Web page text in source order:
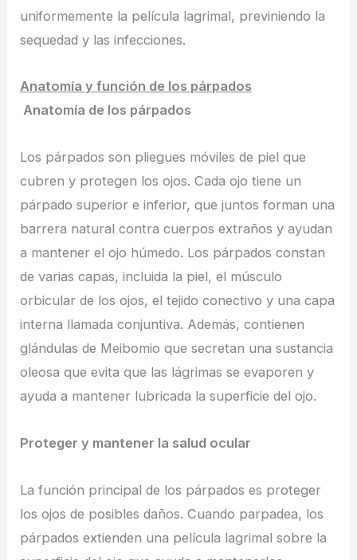
uniformemente la película lagrimal, previniendo la
sequedad y las infecciones.
Anatomía y función de los párpados
Anatomía de los párpados
Los párpados son pliegues móviles de piel que
cubren y protegen los ojos. Cada ojo tiene un
párpado superior e inferior, que juntos forman una
barrera natural contra cuerpos extraños y ayudan
a mantener el ojo húmedo. Los párpados constan
de varias capas, incluida la piel, el músculo
orbicular de los ojos, el tejido conectivo y una capa
interna llamada conjuntiva. Además, contienen
glándulas de Meibomio que secretan una sustancia
oleosa que evita que las lágrimas se evaporen y
ayuda a mantener lubricada la superficie del ojo.
Proteger y mantener la salud ocular
La función principal de los párpados es proteger
los ojos de posibles daños. Cuando parpadea, los
párpados extienden una película lagrimal sobre la